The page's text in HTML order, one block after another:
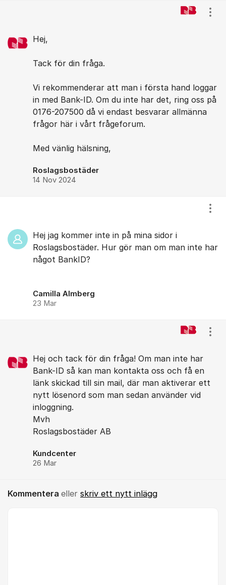
Hej,
Tack för din fråga.
Vi rekommenderar att man i första hand loggar
in med Bank-ID. Om du inte har det, ring oss på
0176-207500 då vi endast besvarar allmänna
frågor här i vårt frågeforum.
Med vänlig hälsning,
Roslagsbostäder
14 Nov 2024
Hej jag kommer inte in på mina sidor i
Roslagsbostäder. Hur gör man om man inte har
något BankID?
Camilla Almberg
23 Mar
Hej och tack för din fråga! Om man inte har
Bank-ID så kan man kontakta oss och få en
länk skickad till sin mail, där man aktiverar ett
nytt lösenord som man sedan använder vid
inloggning.
Mvh
Roslagsbostäder AB
Kundcenter
26 Mar
Kommentera eller skriv ett nytt inlägg